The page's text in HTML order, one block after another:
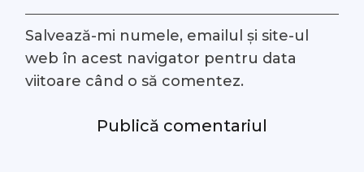
Salvează-mi numele, emailul și site-ul
web în acest navigator pentru data
viitoare când o să comentez.